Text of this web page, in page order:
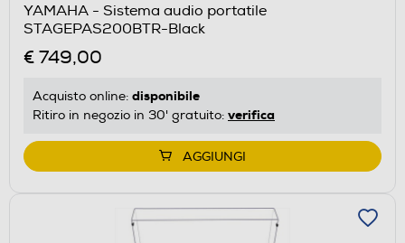
YAMAHA - Sistema audio portatile
STAGEPAS200BTR-Black
€ 749,00
Acquisto online: disponibile
Ritiro in negozio in 30' gratuito: verifica
AGGIUNGI